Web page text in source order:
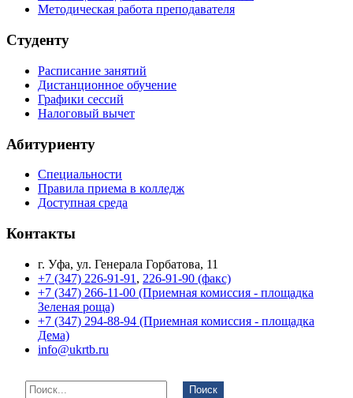
Методическая работа преподавателя
Студенту
Расписание занятий
Дистанционное обучение
Графики сессий
Налоговый вычет
Абитуриенту
Специальности
Правила приема в колледж
Доступная среда
Контакты
г. Уфа, ул. Генерала Горбатова, 11
+7 (347) 226-91-91 , 226-91-90 (факс)
+7 (347) 266-11-00 (Приемная комиссия - площадка
Зеленая роща)
+7 (347) 294-88-94 (Приемная комиссия - площадка
Дема)
info@ukrtb.ru
Поиск